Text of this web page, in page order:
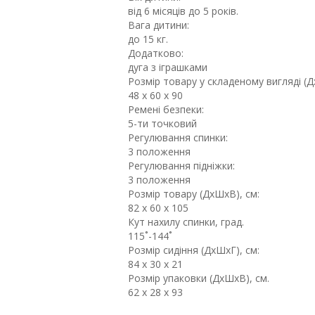
від 6 місяців до 5 років.
Вага дитини:
до 15 кг.
Додатково:
дуга з іграшками
Розмір товару у складеному вигляді
48 х 60 х 90
Ремені безпеки:
5-ти точковий
Регулювання спинки:
3 положення
Регулювання підніжки:
3 положення
Розмір товару (ДхШхВ), см:
82 х 60 х 105
Кут нахилу спинки, град.
115˚-144˚
Розмір сидіння (ДхШхГ), см:
84 х 30 х 21
Розмір упаковки (ДхШхВ), см.
62 x 28 x 93